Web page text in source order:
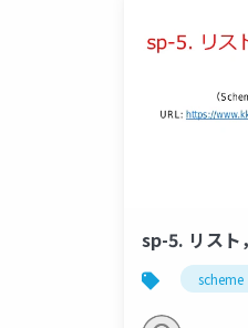
sp-5. リスト
scheme